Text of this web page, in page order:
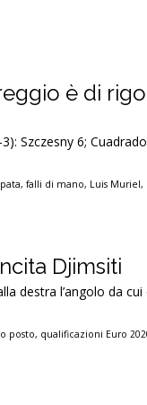
è di
Szczesny 6;
,falli di mano, Luis Muriel,
Djimsiti
destra l’angolo da
posto, qualificazioni Euro